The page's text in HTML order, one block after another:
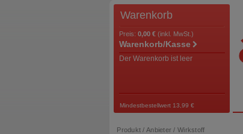
Warenkorb
Preis: 0,00 € (inkl. MwSt.)
Warenkorb/Kasse
Der Warenkorb ist leer
Mindestbestellwert 13,99 €
Produkt / Anbieter / Wirkstoff